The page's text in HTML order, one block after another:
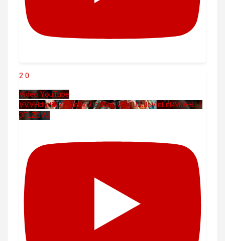
2 0
Vidéo YouTube
VVVHdm9BZ2hmRk5UbG5hOWw0UUJleVlnLnRMOFB5T
3FLZDVJ